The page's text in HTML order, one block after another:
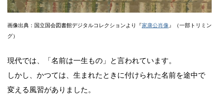
画像出典：国立国会図書館デジタルコレクションより『家康公肖像 』（一部トリミン
グ）
現代では、「名前は一生もの」と言われています。
しかし、かつては、生まれたときに付けられた名前を途中で
変える風習がありました。